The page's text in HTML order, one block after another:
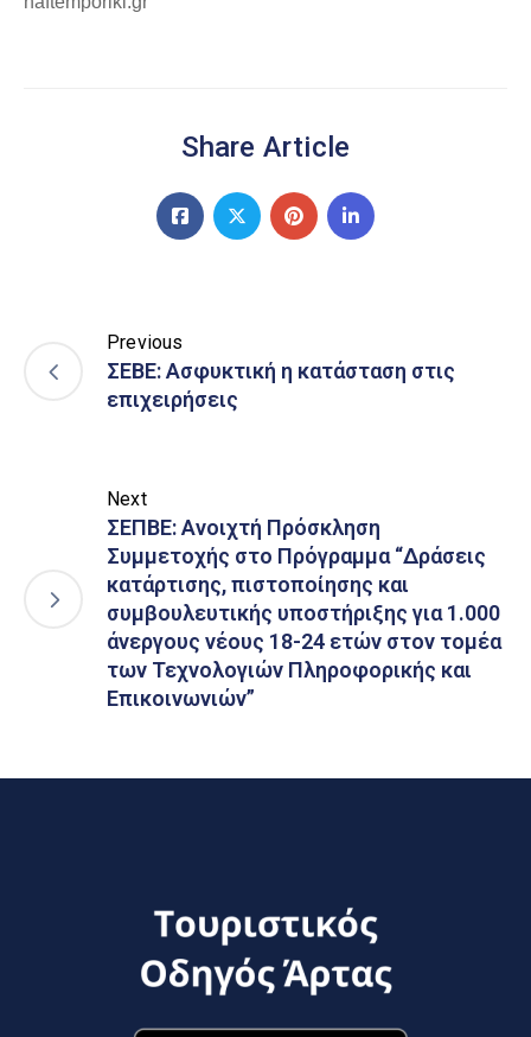
Share Article
Previous
ΣΕΒΕ: Ασφυκτική η κατάσταση στις
επιχειρήσεις
Next
ΣΕΠΒΕ: Ανοιχτή Πρόσκληση
Συμμετοχής στο Πρόγραμμα “Δράσεις
κατάρτισης, πιστοποίησης και
συμβουλευτικής υποστήριξης για 1.000
άνεργους νέους 18-24 ετών στον τομέα
των Τεχνολογιών Πληροφορικής και
Επικοινωνιών”